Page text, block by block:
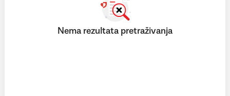
Nema rezultata pretraživanja